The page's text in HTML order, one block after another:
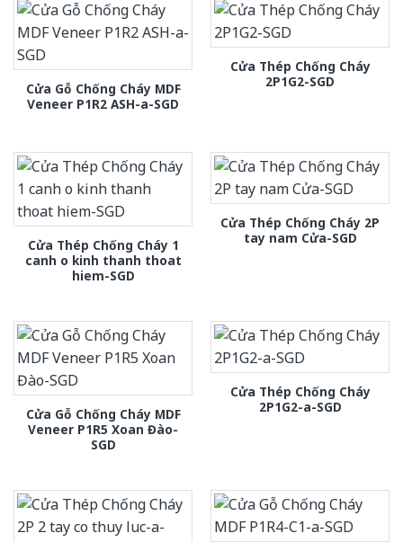
Cửa Gỗ Chống Cháy MDF
Veneer P1R2 ASH-a-SGD
Cửa Thép Chống Cháy
2P1G2-SGD
Cửa Thép Chống Cháy 1
canh o kinh thanh thoat
hiem-SGD
Cửa Thép Chống Cháy 2P
tay nam Cửa-SGD
Cửa Gỗ Chống Cháy MDF
Veneer P1R5 Xoan Đào-
SGD
Cửa Thép Chống Cháy
2P1G2-a-SGD